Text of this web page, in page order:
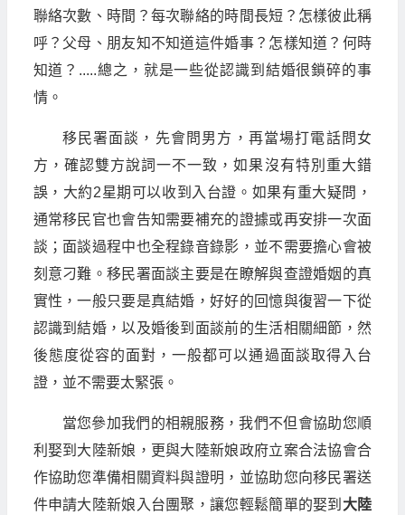
聯絡次數、時間？每次聯絡的時間長短？怎樣彼此稱
呼？父母、朋友知不知道這件婚事？怎樣知道？何時
知道？.....總之，就是一些從認識到結婚很鎖碎的事
情。
移民署面談，先會問男方，再當場打電話問女
方，確認雙方說詞一不一致，如果沒有特別重大錯
誤，大約2星期可以收到入台證。如果有重大疑問，
通常移民官也會告知需要補充的證據或再安排一次面
談；面談過程中也全程錄音錄影，並不需要擔心會被
刻意刁難。移民署面談主要是在瞭解與查證婚姻的真
實性，一般只要是真結婚，好好的回憶與復習一下從
認識到結婚，以及婚後到面談前的生活相關細節，然
後態度從容的面對，一般都可以通過面談取得入台
證，並不需要太緊張。
當您參加我們的相親服務，我們不但會協助您順
利娶到大陸新娘，更與大陸新娘政府立案合法協會合
作協助您準備相關資料與證明，並協助您向移民署送
件申請大陸新娘入台團聚，讓您輕鬆簡單的娶到 大陸